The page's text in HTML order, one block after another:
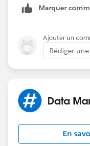
Marquer
Ajouter un
Rédiger
Data
En